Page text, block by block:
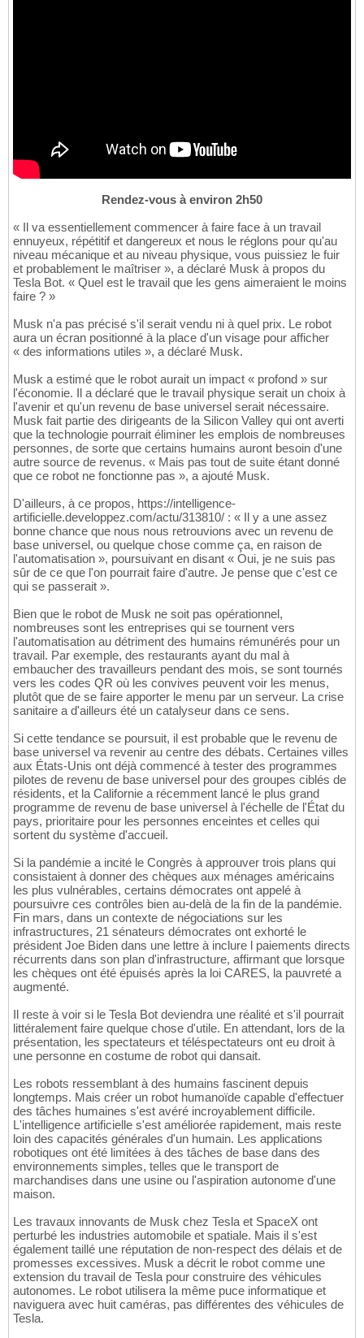
Rendez-vous à environ 2h50
« Il va essentiellement commencer à faire face à un travail
ennuyeux, répétitif et dangereux et nous le réglons pour qu'au
niveau mécanique et au niveau physique, vous puissiez le fuir
et probablement le maîtriser », a déclaré Musk à propos du
Tesla Bot. « Quel est le travail que les gens aimeraient le moins
faire ? »
Musk n'a pas précisé s'il serait vendu ni à quel prix. Le robot
aura un écran positionné à la place d'un visage pour afficher
« des informations utiles », a déclaré Musk.
Musk a estimé que le robot aurait un impact « profond » sur
l'économie. Il a déclaré que le travail physique serait un choix à
l'avenir et qu'un revenu de base universel serait nécessaire.
Musk fait partie des dirigeants de la Silicon Valley qui ont averti
que la technologie pourrait éliminer les emplois de nombreuses
personnes, de sorte que certains humains auront besoin d'une
autre source de revenus. « Mais pas tout de suite étant donné
que ce robot ne fonctionne pas », a ajouté Musk.
D'ailleurs, à ce propos, https://intelligence-
artificielle.developpez.com/actu/313810/ : « Il y a une assez
bonne chance que nous nous retrouvions avec un revenu de
base universel, ou quelque chose comme ça, en raison de
l'automatisation », poursuivant en disant « Oui, je ne suis pas
sûr de ce que l'on pourrait faire d'autre. Je pense que c'est ce
qui se passerait ».
Bien que le robot de Musk ne soit pas opérationnel,
nombreuses sont les entreprises qui se tournent vers
l'automatisation au détriment des humains rémunérés pour un
travail. Par exemple, des restaurants ayant du mal à
embaucher des travailleurs pendant des mois, se sont tournés
vers les codes QR où les convives peuvent voir les menus,
plutôt que de se faire apporter le menu par un serveur. La crise
sanitaire a d'ailleurs été un catalyseur dans ce sens.
Si cette tendance se poursuit, il est probable que le revenu de
base universel va revenir au centre des débats. Certaines villes
aux États-Unis ont déjà commencé à tester des programmes
pilotes de revenu de base universel pour des groupes ciblés de
résidents, et la Californie a récemment lancé le plus grand
programme de revenu de base universel à l'échelle de l'État du
pays, prioritaire pour les personnes enceintes et celles qui
sortent du système d'accueil.
Si la pandémie a incité le Congrès à approuver trois plans qui
consistaient à donner des chèques aux ménages américains
les plus vulnérables, certains démocrates ont appelé à
poursuivre ces contrôles bien au-delà de la fin de la pandémie.
Fin mars, dans un contexte de négociations sur les
infrastructures, 21 sénateurs démocrates ont exhorté le
président Joe Biden dans une lettre à inclure l paiements directs
récurrents dans son plan d'infrastructure, affirmant que lorsque
les chèques ont été épuisés après la loi CARES, la pauvreté a
augmenté.
Il reste à voir si le Tesla Bot deviendra une réalité et s'il pourrait
littéralement faire quelque chose d'utile. En attendant, lors de la
présentation, les spectateurs et téléspectateurs ont eu droit à
une personne en costume de robot qui dansait.
Les robots ressemblant à des humains fascinent depuis
longtemps. Mais créer un robot humanoïde capable d'effectuer
des tâches humaines s'est avéré incroyablement difficile.
L'intelligence artificielle s'est améliorée rapidement, mais reste
loin des capacités générales d'un humain. Les applications
robotiques ont été limitées à des tâches de base dans des
environnements simples, telles que le transport de
marchandises dans une usine ou l'aspiration autonome d'une
maison.
Les travaux innovants de Musk chez Tesla et SpaceX ont
perturbé les industries automobile et spatiale. Mais il s'est
également taillé une réputation de non-respect des délais et de
promesses excessives. Musk a décrit le robot comme une
extension du travail de Tesla pour construire des véhicules
autonomes. Le robot utilisera la même puce informatique et
naviguera avec huit caméras, pas différentes des véhicules de
Tesla.